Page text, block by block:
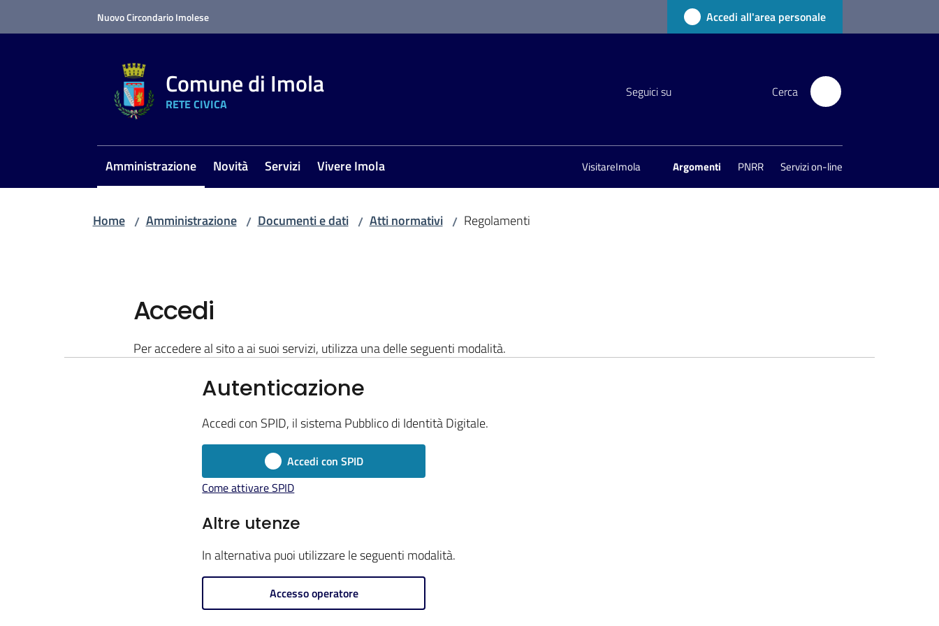
Nuovo Circondario Imolese Accedi all'area personale
Comune di Imola
RETE CIVICA
Seguici su Cerca
Amministrazione
Menu selezionato Novità Servizi Vivere Imola VisitareImola Argomenti PNRR Servizi on-line
Home / Amministrazione / Documenti e dati / Atti normativi / Regolamenti
Accedi
Per accedere al sito a ai suoi servizi, utilizza una delle seguenti modalità.
Autenticazione
Accedi con SPID, il sistema Pubblico di Identità Digitale.
Accedi con SPID
Come attivare SPID
Altre utenze
In alternativa puoi utilizzare le seguenti modalità.
Accesso operatore